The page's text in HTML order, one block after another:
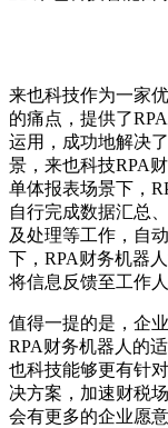
来也科技作为一家
的痛点，提供了
运用，成功地解决
景，来也科技RPA
单体报表场景下，
自行完成数据汇总
及处理等工作，自
下，RPA财务机器
将信息反馈至工作
值得一提的是，企
RPA财务机器人的
也科技能够更有针
决方案，加速财税
会有更多的企业愿